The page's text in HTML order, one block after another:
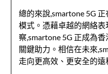
總的來說,smartone 5G
模式。憑藉卓越的網絡表
察,smartone 5G 正成為
關鍵助力。相信在未來
走向更高效、更安全的遠